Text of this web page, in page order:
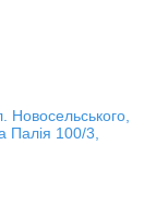
Новосельського,
Палія 100/3,